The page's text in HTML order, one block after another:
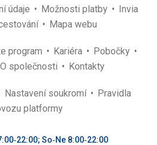
údaje Možnosti platby
Invia
Mapa webu
program Kariéra
Pobočky
O společnosti Kontakty
Nastavení soukromí
Pravidla
platformy
So‑Ne 8:00‑22:00